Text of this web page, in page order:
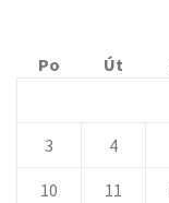
Po
Út
3 4
10 11